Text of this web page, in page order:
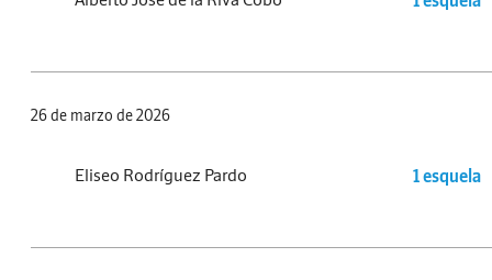
26 de marzo de 2026
Eliseo Rodríguez Pardo 1 esquela